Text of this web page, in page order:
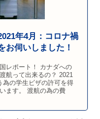
年4月：コロナ禍
お伺いしました！
レポート！ カナダへの
航って出来るの？ 2021
為の学生ビザの許可を得
ます。 渡航の為の費